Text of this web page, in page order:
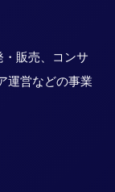
販売、コンサ
運営などの事業